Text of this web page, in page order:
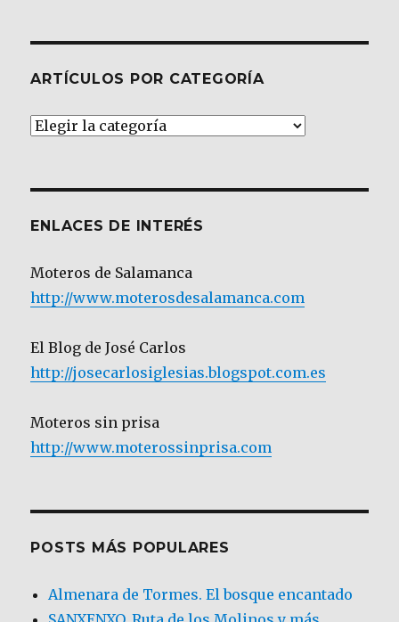
ARTÍCULOS POR CATEGORÍA
Artículos
ENLACES DE INTERÉS
Moteros de Salamanca
http://www.moterosdesalamanca.com
El Blog de José Carlos
http://josecarlosiglesias.blogspot.com.es
Moteros sin prisa
http://www.moterossinprisa.com
POSTS MÁS POPULARES
Almenara de Tormes. El bosque encantado